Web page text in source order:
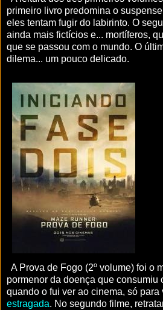
primeiro livro predomina o
eles tentam fugir do labirinto. O
ainda mais fictícios e... mortíferos,
que se passou com o mundo. O
dilema... um pouco delicado.
A Prova de Fogo (2º volume) foi o
pormenor da doença que consumiu
quando o fui ver ao cinema, só
estragada. No segundo filme,